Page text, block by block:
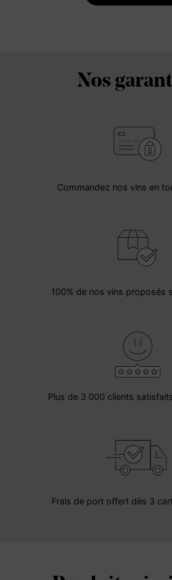
Nos
Commandez nos vins en
100% de nos vins proposés
Plus de 3 000 clients
Frais de port offert dès 3